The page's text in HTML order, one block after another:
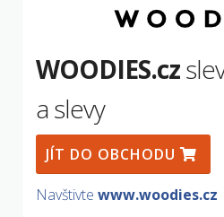
WOODIES.cz
a slevy
JÍT DO OBCHODU
Navštivte www.woodies.cz